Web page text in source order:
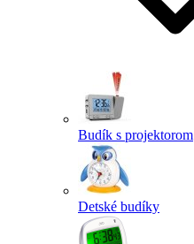
Budík s projektorom
Detské budíky